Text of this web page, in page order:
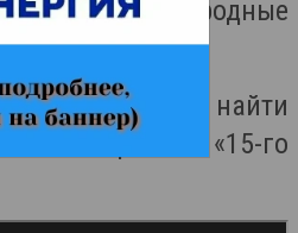
и долгие годы родные
пропавшим.
семье удалось найти
материале «15-го